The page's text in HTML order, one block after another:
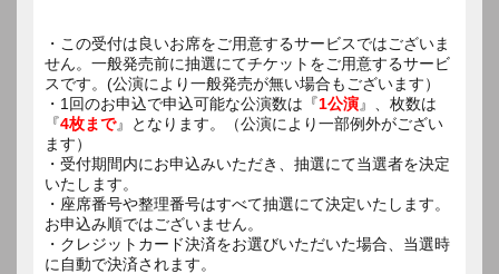
・この受付は良いお席をご用意するサービスではございま
せん。一般発売前に抽選にてチケットをご用意するサービ
スです。(公演により一般発売が無い場合もございます）
・1回のお申込で申込可能な公演数は『1公演』、枚数は
『4枚まで』となります。（公演により一部例外がござい
ます）
・受付期間内にお申込みいただき、抽選にて当選者を決定
いたします。
・座席番号や整理番号はすべて抽選にて決定いたします。
お申込み順ではございません。
・クレジットカード決済をお選びいただいた場合、当選時
に自動で決済されます。